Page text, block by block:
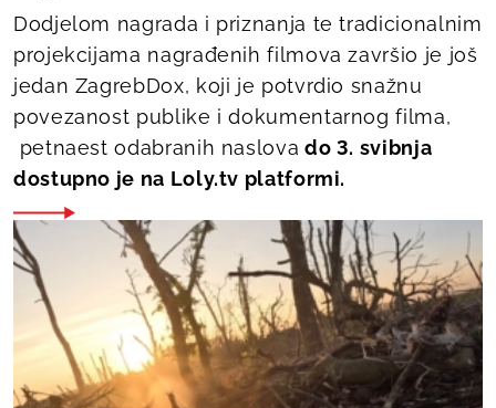
Dodjelom nagrada i priznanja te tradicionalnim
projekcijama nagrađenih filmova završio je još
jedan ZagrebDox, koji je potvrdio snažnu
povezanost publike i dokumentarnog filma,
petnaest odabranih naslova do 3. svibnja
dostupno je na Loly.tv platformi.